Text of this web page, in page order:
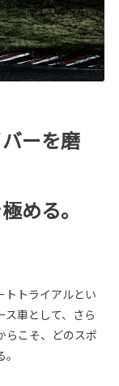
ーを磨
める。
トトライアルとい
ス車として、さら
らこそ、どのスポ